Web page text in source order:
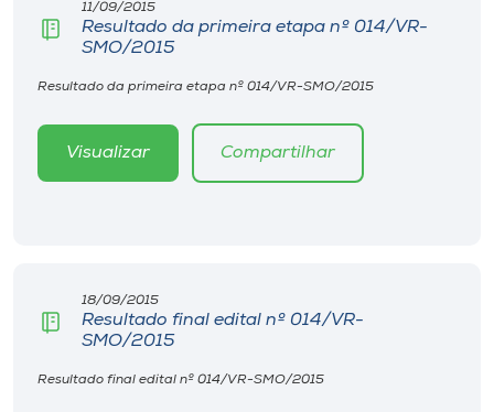
11/09/2015
Resultado da primeira etapa nº 014/VR-
SMO/2015
Resultado da primeira etapa nº 014/VR-SMO/2015
Visualizar Compartilhar
18/09/2015
Resultado final edital nº 014/VR-
SMO/2015
Resultado final edital nº 014/VR-SMO/2015